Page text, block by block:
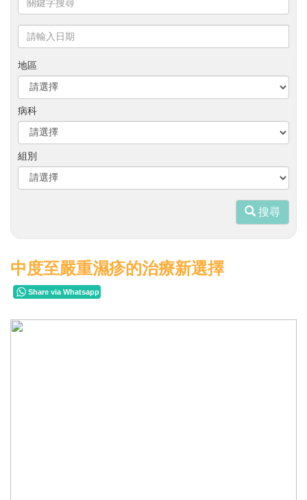
鍵
字
輸
入
日
地區
病科
組別
搜尋
中度至嚴重濕疹的治療新選擇
Share via Whatsapp